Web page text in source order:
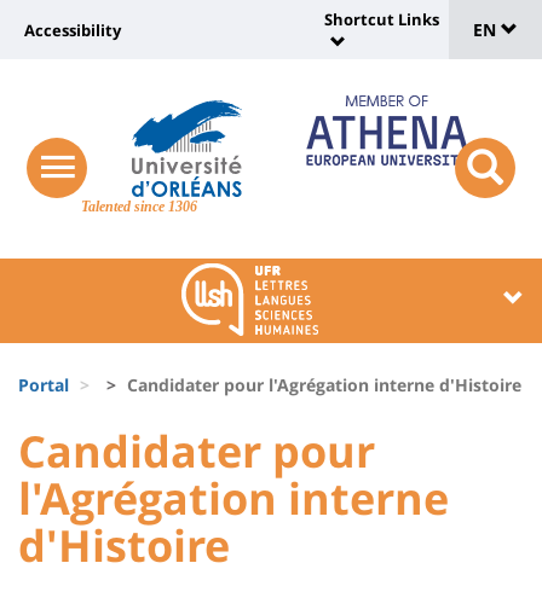
Site
Talented since 1306
Recherche
responsive
menu
Université
vers
page
Accessibility
:
Shortcut
Links
Shortcut Links
de
EN
Block
liste
des
composantes
d'Ariane
Portal Candidater pour l'Agrégation interne d'Histoire
University
:
Sidebar
University
:
Main
content
Titre
de
Candidater pour
l'Agrégation interne
d'Histoire